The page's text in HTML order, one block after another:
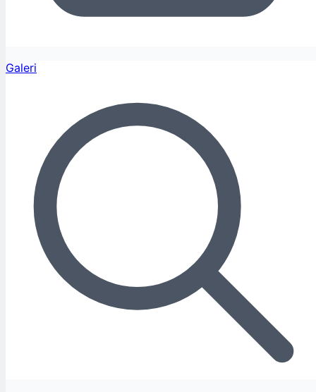
Galeri